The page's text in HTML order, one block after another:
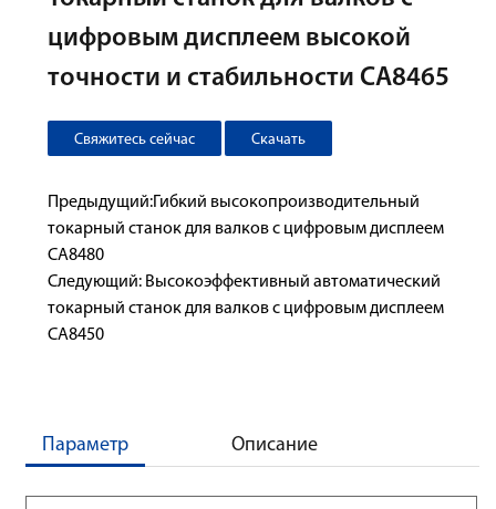
цифровым дисплеем высокой
точности и стабильности CA8465
Свяжитесь сейчас Скачать
Предыдущий:Гибкий высокопроизводительный
токарный станок для валков с цифровым дисплеем
CA8480
Следующий: Высокоэффективный автоматический
токарный станок для валков с цифровым дисплеем
CA8450
Параметр Описание